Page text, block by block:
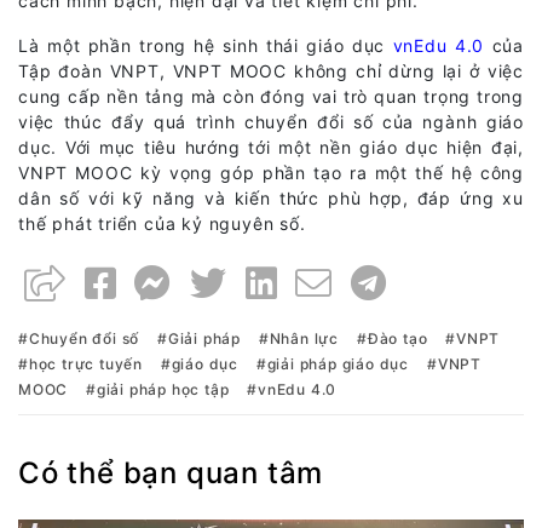
Là một phần trong hệ sinh thái giáo dục vnEdu 4.0 của
Tập đoàn VNPT, VNPT MOOC không chỉ dừng lại ở việc
cung cấp nền tảng mà còn đóng vai trò quan trọng trong
việc thúc đẩy quá trình chuyển đổi số của ngành giáo
dục. Với mục tiêu hướng tới một nền giáo dục hiện đại,
VNPT MOOC kỳ vọng góp phần tạo ra một thế hệ công
dân số với kỹ năng và kiến thức phù hợp, đáp ứng xu
thế phát triển của kỷ nguyên số.
Chuyển đổi số Giải pháp Nhân lực Đào tạo
VNPT
học trực tuyến
giáo dục giải pháp giáo dục
VNPT
MOOC
giải pháp học tập vnEdu 4.0
Có thể bạn quan tâm